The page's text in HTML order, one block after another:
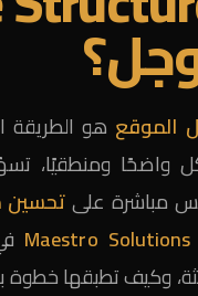
الموقع هو الطريقة
واضحًا ومنطقيًا،
مباشرة علىتحسين
Maestro Solutions
وكيف تطبقها خطوة